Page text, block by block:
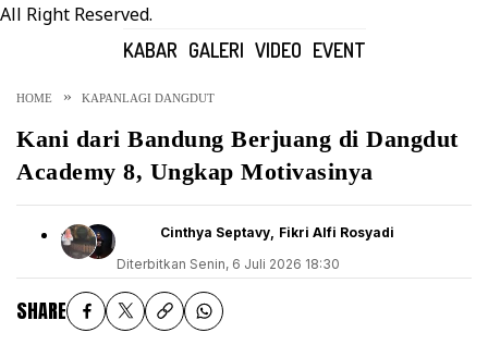
All Right Reserved.
KABAR GALERI VIDEO EVENT
HOME KAPANLAGI DANGDUT
Kani dari Bandung Berjuang di Dangdut
Academy 8, Ungkap Motivasinya
Cinthya Septavy Fikri Alfi Rosyadi
Diterbitkan Senin, 6 Juli 2026 18:30
SHARE